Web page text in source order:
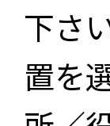
下さ
置を